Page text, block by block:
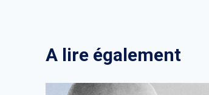
A lire également